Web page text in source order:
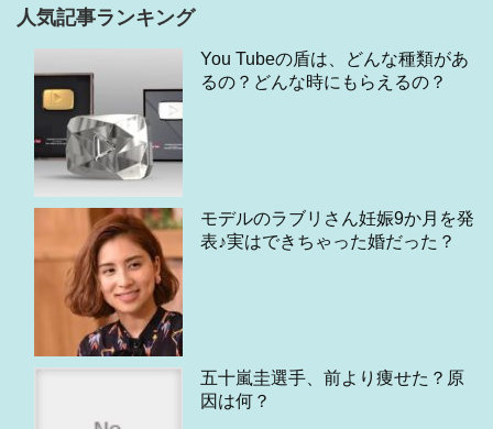
人気記事ランキング
You Tubeの盾は、どんな種類があ
るの？どんな時にもらえるの？
モデルのラブリさん妊娠9か月を発
表♪実はできちゃった婚だった？
五十嵐圭選手、前より痩せた？原
因は何？